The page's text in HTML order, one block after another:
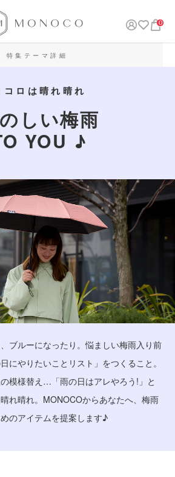
0
特集テーマ詳細
コロは晴れ晴れ
しい梅雨
YOU ♪
ブルーになったり。悩ましい梅雨入り前
にやりたいことリスト」をつくること。
模様替え…「雨の日はアレやろう!」と
れ晴れ。MONOCOからあなたへ、梅雨
のアイテムを提案します♪